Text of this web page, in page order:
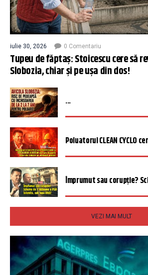
iulie 30, 2026 0 Comentariu
Tupeu de făptaș: Stoicescu cere să
Slobozia, chiar și pe ușa din dos!
...
Poluatorul CLEAN CYCLO
Împrumut sau corupție?
VEZI MAI MULT